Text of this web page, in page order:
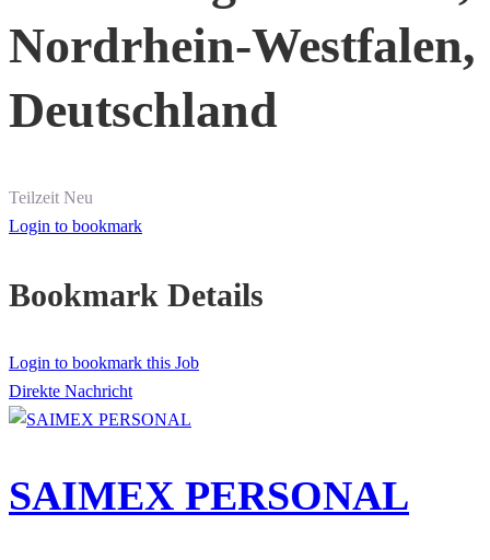
Nordrhein-Westfalen,
Deutschland
Teilzeit Neu
Login to bookmark
Bookmark Details
Login to bookmark this Job
Direkte Nachricht
SAIMEX PERSONAL